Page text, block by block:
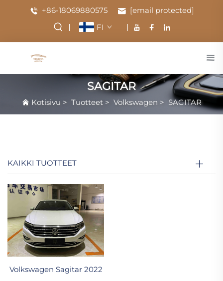
+86-18069880575
[email protected]
FI
SAGITAR
Kotisivu > Tuotteet> Volkswagen > SAGITAR
KAIKKI TUOTTEET
Volkswagen Sagitar 2022